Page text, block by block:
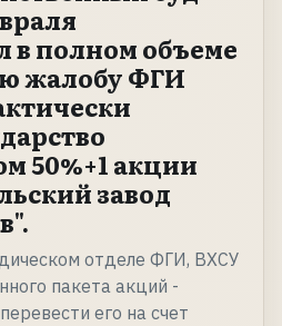
в полном объеме
жалобу ФГИ
50%+1 акции
завод
отделе ФГИ, ВХСУ
пакета акций -
его на счет